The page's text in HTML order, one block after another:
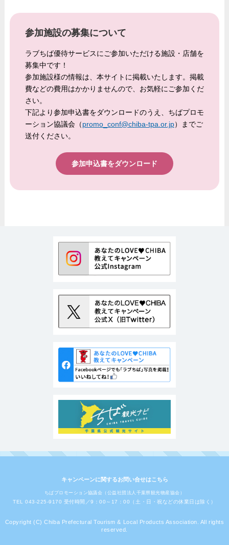
参加施設の募集について
ラブちば優待サービスにご参加いただける施設・店舗を
募集中です！
参加施設様の情報は、本サイトに掲載いたします。掲載
費などの費用はかかりませんので、お気軽にご参加くだ
さい。
下記より参加申込書をダウンロードのうえ、ちばプロモ
ーション協議会（promo_conf@chiba-tpa.or.jp）までご
送付ください。
参加申込書をダウンロード
キャンペーンに関するお問い合せはこちら
ちばプロモーション協議会（公益社団法人千葉県観光物産協会）
TEL 043-225-9170 受付時間／9：00～17：00（土・日・祝などの休業日は除く）
Copyright (C) Chiba Prefectural Tourism & Local Products Association. All rights
reserved.